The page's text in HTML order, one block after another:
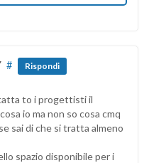
# Rispondi
to i progettisti il
io ma non so cosa cmq
sai di che si tratta almeno
spazio disponibile per i